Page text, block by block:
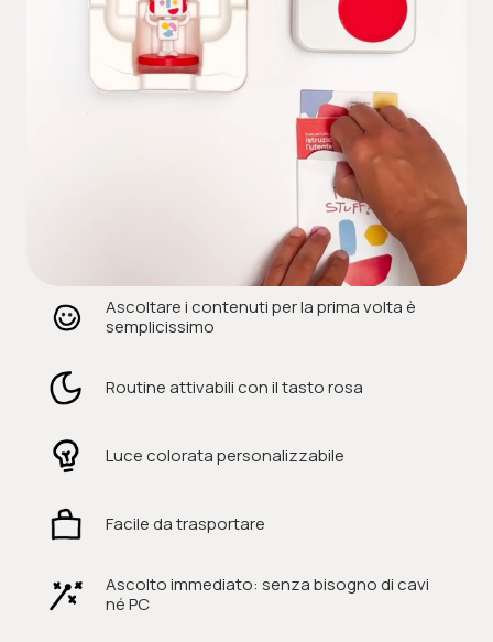
Ascoltare i contenuti per la prima volta è
semplicissimo
Routine attivabili con il tasto rosa
Luce colorata personalizzabile
Facile da trasportare
Ascolto immediato: senza bisogno di cavi
né PC